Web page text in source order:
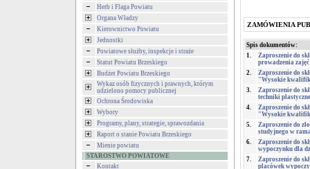
Herb i Flaga Powiatu
Organa Władzy
Kierownictwo Powiatu
Jednostki
Powiatowe służby, inspekcje i straże
Statut Powiatu Brzeskiego
Budżet Powiatu Brzeskiego
Wykaz osób fizycznych i prawnych, którym
udzielono pomocy publicznej
Ochrona Środowiska
Wybory
Programy, plany, strategie, sprawozdania
Raport o stanie Powiatu Brzeskiego
Mienie powiatu
STAROSTWO POWIATOWE
Kontakt
ZAMÓWIENIA
Spis dokumentów:
1.
Zaproszenie do
prowadzenia
2.
Zaproszenie do
"Wysokie
3.
Zaproszenie do
techniki
4.
Zaproszenie do
"Wysokie
5.
Zaproszenie do
studyjnego w
6.
Zaproszenie do
wypoczynku dla
7.
Zaproszenie do
placówek